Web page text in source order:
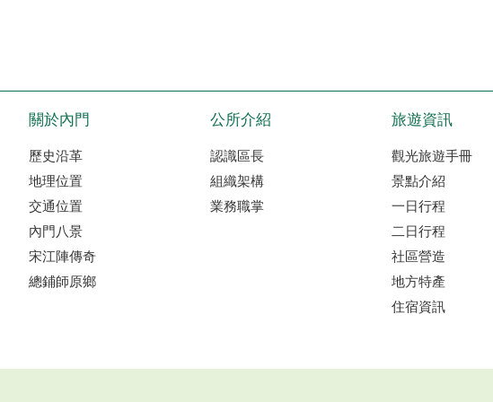
關於內門
歷史沿革
地理位置
交通位置
內門八景
宋江陣傳奇
總鋪師原鄉
公所介紹
認識區長
組織架構
業務職掌
旅遊資訊
觀光旅遊手冊
景點介紹
一日行程
二日行程
社區營造
地方特產
住宿資訊